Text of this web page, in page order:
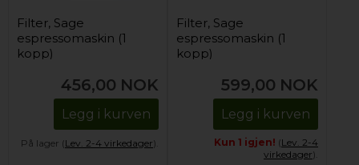
Filter, Sage
espressomaskin (1
kopp)
456,00 NOK
Legg i kurven
På lager (Lev. 2-4 virkedager).
Filter, Sage
espressomaskin (1
kopp)
599,00 NOK
Legg i kurven
Kun 1 igjen! (Lev. 2-4
virkedager).